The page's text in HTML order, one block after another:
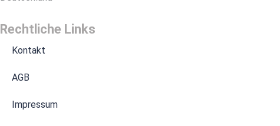
Rechtliche Links
Kontakt
AGB
Impressum